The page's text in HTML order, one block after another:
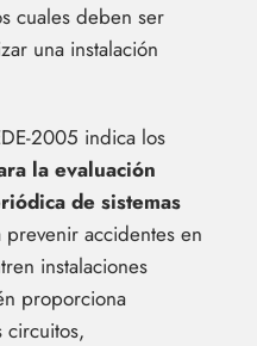
cuales deben ser
una instalación
2005 indica los
la evaluación
de sistemas
prevenir accidentes en
instalaciones
proporciona
circuitos,